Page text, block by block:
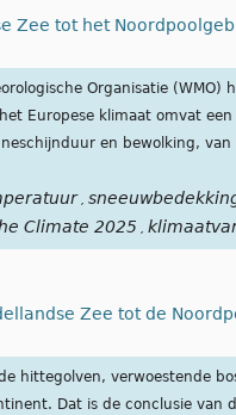
Zee tot het
Organisatie (WMO)
Europese klimaat omvat
en bewolking, van
Climate 2025
Zee tot de
hittegolven, verwoestende
Dat is de conclusie van